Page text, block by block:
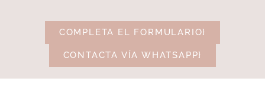
COMPLETA EL FORMULARIO}
CONTACTA VÍA WHATSAPP}